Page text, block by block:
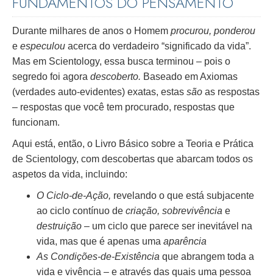
Durante milhares de anos o Homem procurou, ponderou
e especulou acerca do verdadeiro “significado da vida”.
Mas em Scientology, essa busca terminou – pois o
segredo foi agora descoberto. Baseado em Axiomas
(verdades auto-evidentes) exatas, estas são as respostas
– respostas que você tem procurado, respostas que
funcionam.
Aqui está, então, o Livro Básico sobre a Teoria e Prática
de Scientology, com descobertas que abarcam todos os
aspetos da vida, incluindo:
O Ciclo-de-Ação, revelando o que está subjacente
ao ciclo contínuo de criação, sobrevivência e
destruição – um ciclo que parece ser inevitável na
vida, mas que é apenas uma aparência
As Condições-de-Existência que abrangem toda a
vida e vivência – e através das quais uma pessoa